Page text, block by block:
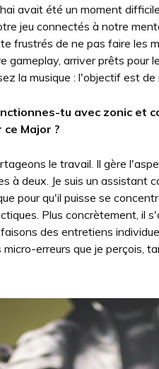
avait été un moment
jeu connectés à notre
frustrés de ne pas faire les
gameplay, arriver prêts pour
la musique : l'objectif est
tu avec zonic et
Major ?
le travail. Il gère
à deux. Je suis un assistant
pour qu'il puisse se
Plus concrètement, il
des entretiens
micro-erreurs que je perçois,